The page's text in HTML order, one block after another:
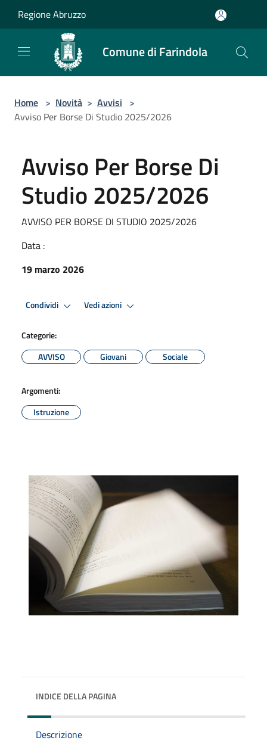
Regione Abruzzo
Comune di Farindola
Home > Novità > Avvisi >
Avviso Per Borse Di Studio 2025/2026
Avviso Per Borse Di
Studio 2025/2026
AVVISO PER BORSE DI STUDIO 2025/2026
Data :
19 marzo 2026
Condividi Vedi azioni
Categorie:
AVVISO
Giovani Sociale
Argomenti:
Istruzione
INDICE DELLA PAGINA
Descrizione